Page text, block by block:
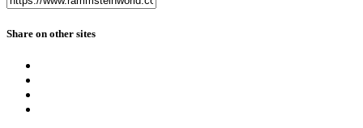
Share on other sites